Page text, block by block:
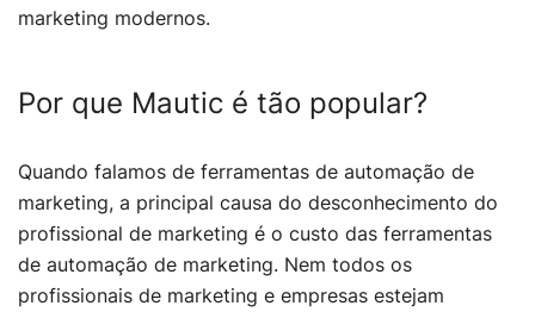
marketing modernos.
Por que Mautic é tão popular?
Quando falamos de ferramentas de automação de
marketing, a principal causa do desconhecimento do
profissional de marketing é o custo das ferramentas
de automação de marketing. Nem todos os
profissionais de marketing e empresas estejam